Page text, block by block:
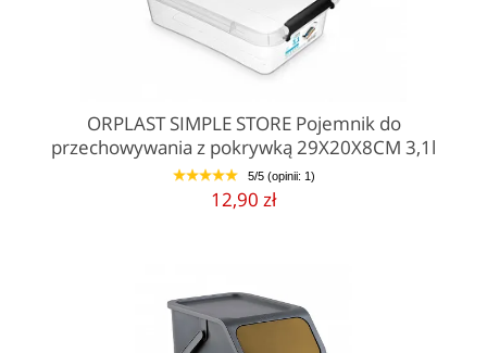
ORPLAST SIMPLE STORE Pojemnik do
przechowywania z pokrywką 29X20X8CM 3,1l
1 2 3 4 5 5/5 (opinii: 1)
12,90 zł